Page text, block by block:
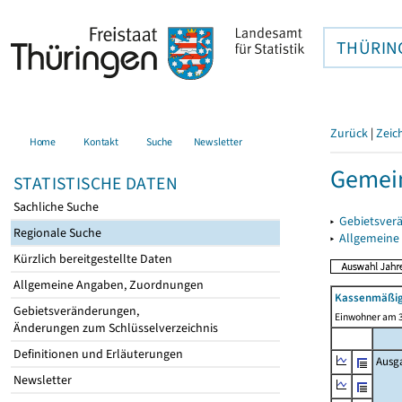
Home Kontakt Suche Newsletter
STATISTISCHE DATEN
Sachliche Suche
Regionale Suche
Kürzlich bereitgestellte Daten
Allgemeine Angaben, Zuordnungen
Gebietsveränderungen,
Änderungen zum Schlüsselverzeichnis
Definitionen und Erläuterungen
Newsletter
Zurück |
▸
▸
Einwohner am